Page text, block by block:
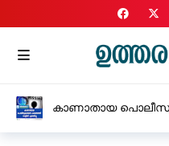
കാണാതായ